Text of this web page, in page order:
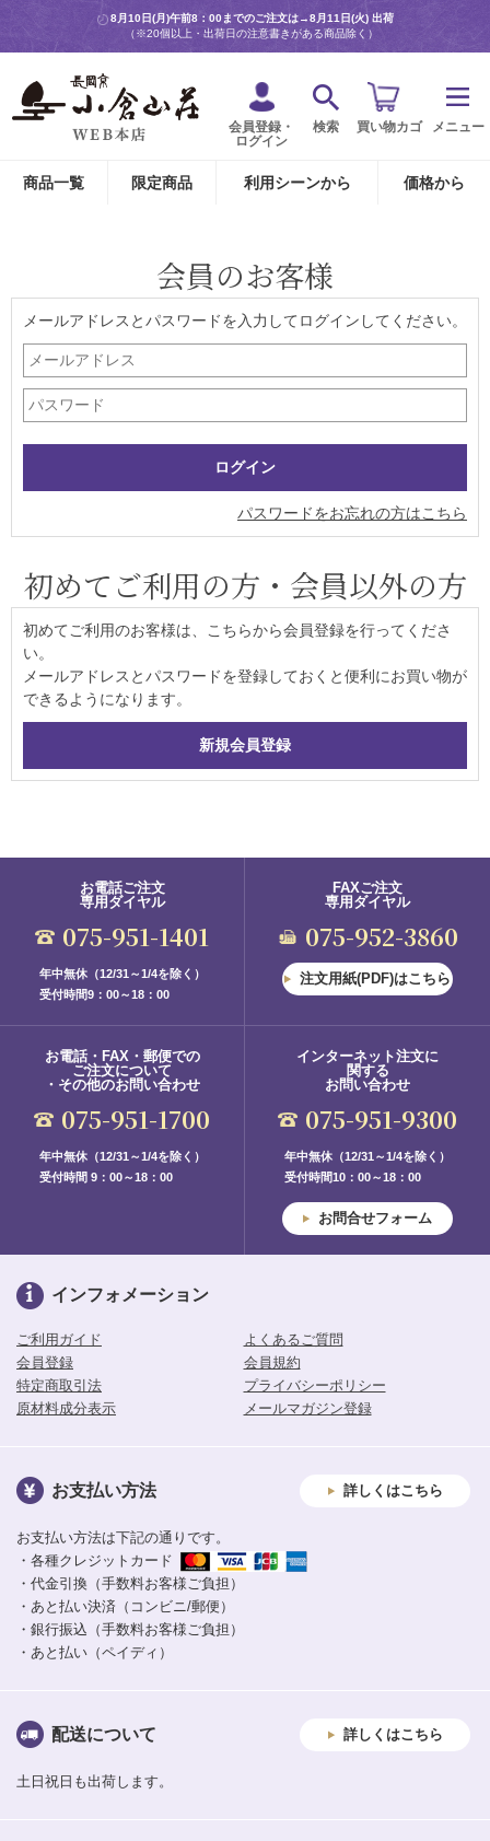
8月10日(月)午前8：00までのご注文は→8月11日(火) 出荷
（※20個以上・出荷日の注意書きがある商品除く）
会員登録・
ログイン
検索 買い物カゴ メニュー
商品一覧 限定商品 利用シーンから 価格から
会員のお客様
メールアドレスとパスワードを入力してログインしてください。
パスワードをお忘れの方はこちら
初めてご利用の方・会員以外の方
初めてご利用のお客様は、こちらから会員登録を行ってくださ
い。
メールアドレスとパスワードを登録しておくと便利にお買い物が
できるようになります。
お電話ご注文
専用ダイヤル
075-951-1401
年中無休（12/31～1/4を除く）
受付時間9：00～18：00
FAXご注文
専用ダイヤル
075-952-3860
注文用紙(PDF)はこちら
お電話・FAX・郵便での
ご注文について
・その他のお問い合わせ
075-951-1700
年中無休（12/31～1/4を除く）
受付時間 9：00～18：00
インターネット注文に
関する
お問い合わせ
075-951-9300
年中無休（12/31～1/4を除く）
受付時間10：00～18：00
お問合せフォーム
インフォメーション
ご利用ガイド
よくあるご質問
会員登録
会員規約
特定商取引法
プライバシーポリシー
原材料成分表示
メールマガジン登録
お支払い方法 詳しくはこちら
お支払い方法は下記の通りです。
・各種クレジットカード
・代金引換（手数料お客様ご負担）
・あと払い決済（コンビニ/郵便）
・銀行振込（手数料お客様ご負担）
・あと払い（ペイディ）
配送について 詳しくはこちら
土日祝日も出荷します。